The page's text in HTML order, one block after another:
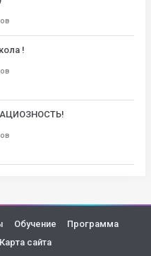
!
Обучение
Программа
Карта сайта